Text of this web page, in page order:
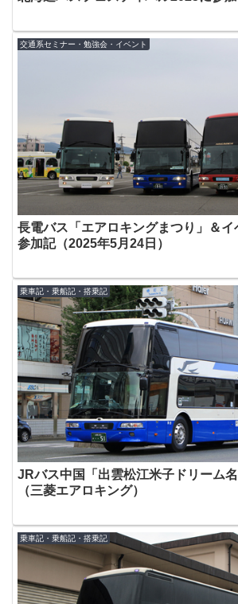
交通系セミナー・勉強会・イベント
長電バス「エアロキングまつり」＆
参加記（2025年5月24日）
乗車記・乗船記・搭乗記
JRバス中国「出雲松江米子ドリーム
（三菱エアロキング）
乗車記・乗船記・搭乗記